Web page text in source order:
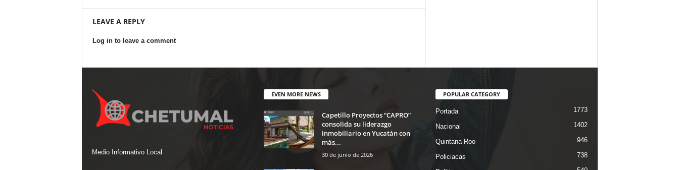
LEAVE A REPLY
Log in to leave a comment
Medio Informativo Local
EVEN MORE NEWS
Capetillo Proyectos “CAPRO”
consolida su liderazgo
inmobiliario en Yucatán con
más...
30 de junio de 2026
POPULAR CATEGORY
Portada 1773
Nacional 1402
Quintana Roo 946
Policiacas 738